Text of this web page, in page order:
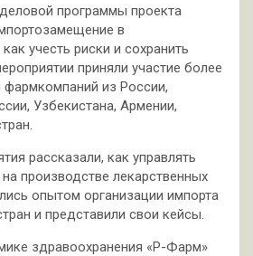
программы проекта
в
учесть риски и сохранить
приняли участие более
фармкомпаний из России,
Узбекистана, Армении,
рассказали, как управлять
производстве лекарственных
опытом организации импорта
и представили свои кейсы.
здравоохранения «Р-Фарм»